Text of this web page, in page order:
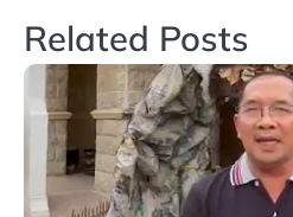
Related Posts